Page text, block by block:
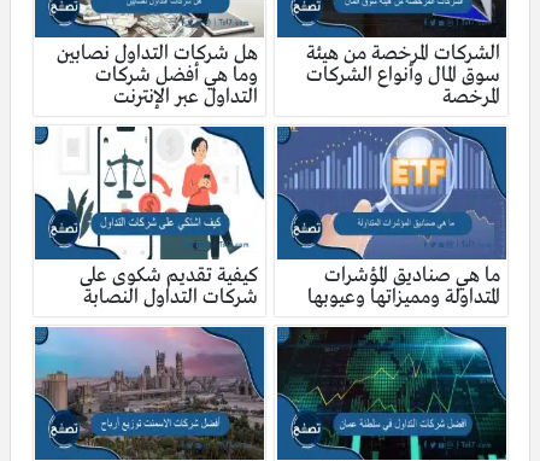
الشركات المرخصة من هيئة
سوق المال وأنواع الشركات
المرخصة
هل شركات التداول نصابين
وما هي أفضل شركات
التداول عبر الإنترنت
ما هي صناديق المؤشرات
المتداولة ومميزاتها وعيوبها
كيفية تقديم شكوى على
شركات التداول النصابة